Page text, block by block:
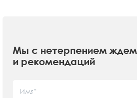
Мы с нетерпением
и рекомендаций